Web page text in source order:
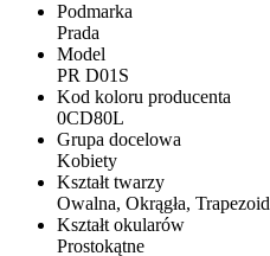
Podmarka
Prada
Model
PR D01S
Kod koloru producenta
0CD80L
Grupa docelowa
Kobiety
Kształt twarzy
Owalna, Okrągła, Trapezoid
Kształt okularów
Prostokątne